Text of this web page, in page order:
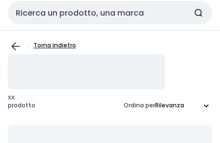
Cerca input
Torna indietro
xx
prodotto Ordina per